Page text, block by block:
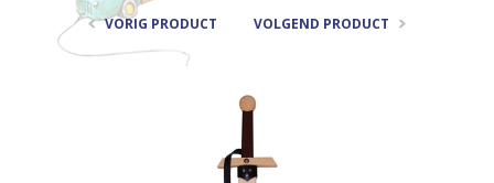
VORIG PRODUCT VOLGEND PRODUCT